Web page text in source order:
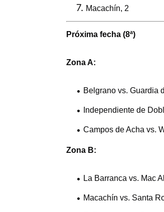
Macachín, 2
Próxima fecha (8ª)
Zona A:
Belgrano vs. Guardia
Independiente de
Campos de Acha vs.
Zona B:
La Barranca vs. Mac
Macachín vs. Santa